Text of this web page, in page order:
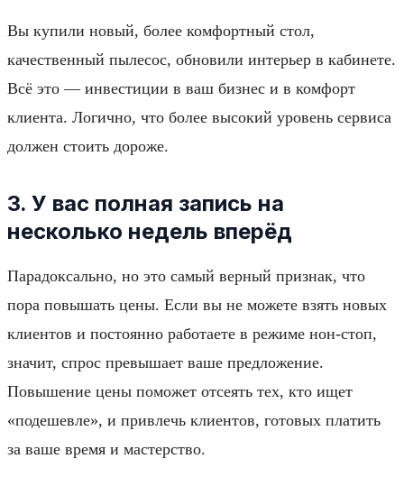
Вы купили новый, более комфортный стол,
качественный пылесос, обновили интерьер в кабинете.
Всё это — инвестиции в ваш бизнес и в комфорт
клиента. Логично, что более высокий уровень сервиса
должен стоить дороже.
3. У вас полная запись на
несколько недель вперёд
Парадоксально, но это самый верный признак, что
пора повышать цены. Если вы не можете взять новых
клиентов и постоянно работаете в режиме нон-стоп,
значит, спрос превышает ваше предложение.
Повышение цены поможет отсеять тех, кто ищет
«подешевле», и привлечь клиентов, готовых платить
за ваше время и мастерство.